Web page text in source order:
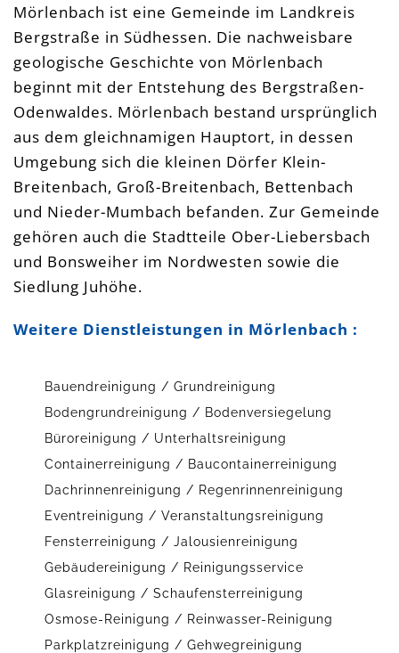
Mörlenbach ist eine Gemeinde im Landkreis
Bergstraße in Südhessen. Die nachweisbare
geologische Geschichte von Mörlenbach
beginnt mit der Entstehung des Bergstraßen-
Odenwaldes. Mörlenbach bestand ursprünglich
aus dem gleichnamigen Hauptort, in dessen
Umgebung sich die kleinen Dörfer Klein-
Breitenbach, Groß-Breitenbach, Bettenbach
und Nieder-Mumbach befanden. Zur Gemeinde
gehören auch die Stadtteile Ober-Liebersbach
und Bonsweiher im Nordwesten sowie die
Siedlung Juhöhe.
Weitere Dienstleistungen in Mörlenbach :
Bauendreinigung / Grundreinigung
Bodengrundreinigung / Bodenversiegelung
Büroreinigung / Unterhaltsreinigung
Containerreinigung / Baucontainerreinigung
Dachrinnenreinigung / Regenrinnenreinigung
Eventreinigung / Veranstaltungsreinigung
Fensterreinigung / Jalousienreinigung
Gebäudereinigung / Reinigungsservice
Glasreinigung / Schaufensterreinigung
Osmose-Reinigung / Reinwasser-Reinigung
Parkplatzreinigung / Gehwegreinigung